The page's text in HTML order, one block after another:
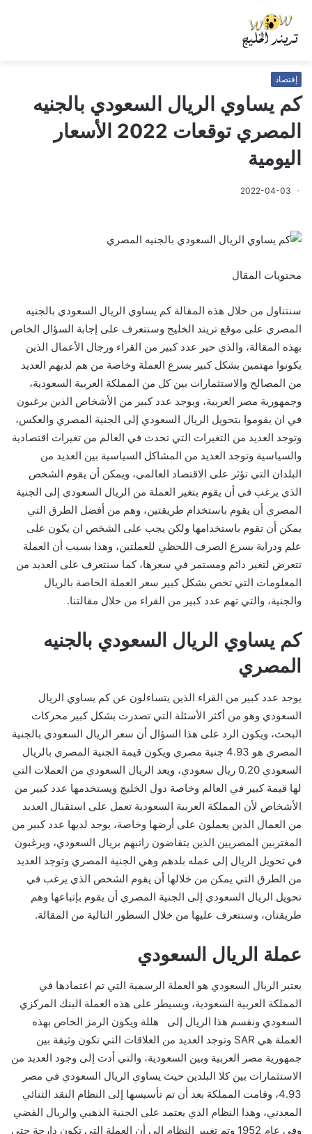
إقتصاد
كم يساوي الريال السعودي بالجنيه
المصري توقعات 2022 الأسعار
اليومية
2022-04-03
محتويات المقال
سنتناول من خلال هذه المقالة كم يساوي الريال السعودي بالجنيه
المصري على موقع تريند الخليج وسنتعرف على إجابة السؤال الخاص
بهذه المقالة، والذي حير عدد كبير من القراء ورجال الأعمال الذين
يكونوا مهتمين بشكل كبير بسرع العملة وخاصة من هم لديهم العديد
من المصالح والاستثمارات بين كل من المملكة العربية السعودية،
وجمهورية مصر العربية، ويوجد عدد كبير من الأشخاص الذين يرغبون
في ان يقوموا بتحويل الريال السعودي إلى الجنية المصري والعكس،
وتوجد العديد من التغيرات التي تحدث في العالم من تغيرات اقتصادية
والسياسية وتوجد العديد من المشاكل السياسية بين العديد من
البلدان التي تؤثر على الاقتصاد العالمي، ويمكن أن يقوم الشخص
الذي يرغب في أن يقوم بتغير العملة من الريال السعودي إلى الجنية
المصري أن يقوم باستخدام طريقتين، وهم من أفضل الطرق التي
يمكن أن تقوم باستخدامها ولكن يجب على الشخص ان يكون على
علم ودراية بسرع الصرف اللحظي للعملتين، وهذا بسبب أن العملة
تتعرض لتغير دائم ومستمر في سعرها، كما سنتعرف على العديد من
المعلومات التي تخص بشكل كبير سعر العملة الخاصة بالريال
والجنية، والتي تهم عدد كبير من القراء من خلال مقالتنا.
كم يساوي الريال السعودي بالجنيه
المصري
يوجد عدد كبير من القراء الذين يتساءلون عن كم يساوي الريال
السعودي وهو من أكثر الأسئلة التي تصدرت بشكل كبير محركات
البحث، ويكون الرد على هذا السؤال أن سعر الريال السعودي بالجنية
المصري هو 4.93 جنية مصري ويكون قيمة الجنية المصري بالريال
السعودي 0.20 ريال سعودي، ويعد الريال السعودي من العملات التي
لها قيمة كبير في العالم وخاصة دول الخليج ويستخدمها عدد كبير من
الأشخاص لأن المملكة العربية السعودية تعمل على استقبال العديد
من العمال الذين يعملون على أرضها وخاصة، يوجد لديها عدد كبير من
المغتربين المصريين الذين يتقاضون راتبهم بريال السعودي، ويرغبون
في تحويل الريال إلى عمله بلدهم وهي الجنية المصري وتوجد العديد
من الطرق التي يمكن من خلالها أن يقوم الشخص الذي يرغب في
تحويل الريال السعودي إلى الجنية المصري أن يقوم بإتباعها وهم
طريقتان، وسنتعرف عليها من خلال السطور التالية من المقالة.
عملة الريال السعودي
يعتبر الريال السعودي هو العملة الرسمية التي تم اعتمادها في
المملكة العربية السعودية، ويسيطر على هذه العملة البنك المركزي
السعودي ونقسم هذا الريال إلى هللة ويكون الرمز الخاص بهذه
العملة هي SAR وتوجد العديد من العلاقات التي تكون وثيقة بين
جمهورية مصر العربية وبين السعودية، والتي أدت إلى وجود العديد من
الاستثمارات بين كلا البلدين حيث يساوي الريال السعودي في مصر
4.93، وقامت المملكة بعد أن تم تأسيسها إلى النظام النقد الثنائي
المعدني، وهذا النظام الذي يعتمد على الجنية الذهبي والريال الفضي
وفي عام 1952 وتم تغيير النظام إلى أن العملة التي تكون دارجة حتى